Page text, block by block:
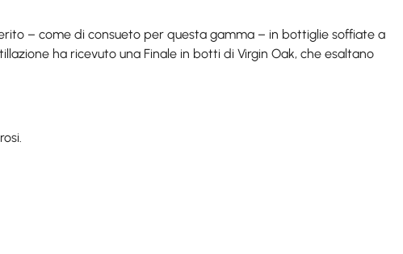
– come di consueto per questa gamma – in bottiglie soffiate a
ha ricevuto una Finale in botti di Virgin Oak, che esaltano